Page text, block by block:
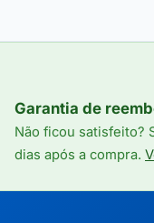
Garantia de
Não ficou satisfeito?
dias após a compra.